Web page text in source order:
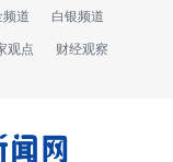
频道 白银频道
观点 财经观察